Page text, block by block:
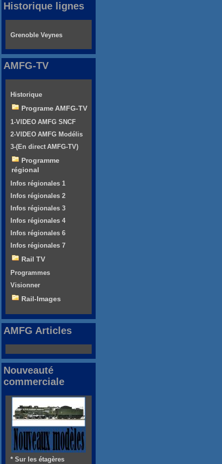
Historique lignes
Grenoble Veynes
AMFG-TV
Historique
Programe AMFG-TV
1-VIDEO AMFG SNCF
2-VIDEO AMFG Modélis
3-(En direct AMFG-TV)
Programme
régional
Infos régionales 1
Infos régionales 2
Infos régionales 3
Infos régionales 4
Infos régionales 6
Infos régionales 7
Rail TV
Programmes
Visionner
Rail-Images
AMFG Articles
Nouveauté
commerciale
* Sur les étagères